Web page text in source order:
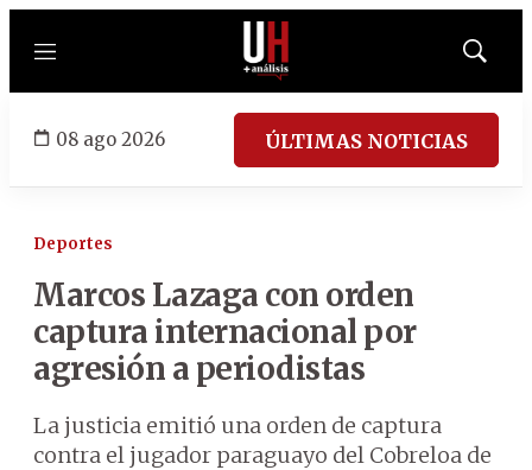
Menú
Mostrar
08 ago 2026 ÚLTIMAS NOTICIAS
Deportes
Marcos Lazaga con orden
captura internacional por
agresión a periodistas
La justicia emitió una orden de captura
contra el jugador paraguayo del Cobreloa de